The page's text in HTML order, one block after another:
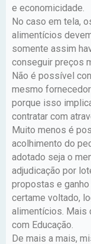
e economicidade.
No caso em tela,
alimentícios
somente assim
conseguir preços
Não é possível
mesmo
porque isso
contratar com
Muito menos é
acolhimento do
adotado seja o
adjudicação por
propostas e
certame voltado,
alimentícios. Mais
com Educação.
De mais a mais,